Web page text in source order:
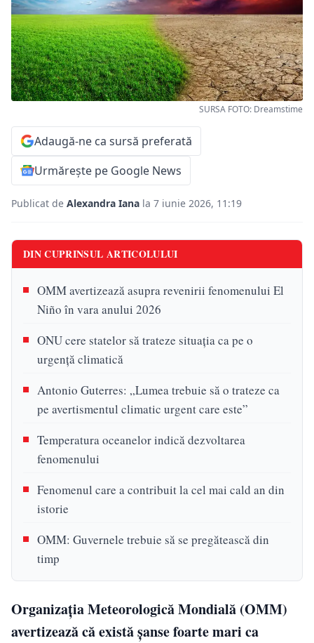
SURSA FOTO: Dreamstime
Adaugă-ne ca sursă preferată
Urmărește pe Google News
Publicat de Alexandra Iana la 7 iunie 2026, 11:19
DIN CUPRINSUL ARTICOLULUI
OMM avertizează asupra revenirii fenomenului El
Niño în vara anului 2026
ONU cere statelor să trateze situația ca pe o
urgență climatică
Antonio Guterres: „Lumea trebuie să o trateze ca
pe avertismentul climatic urgent care este”
Temperatura oceanelor indică dezvoltarea
fenomenului
Fenomenul care a contribuit la cel mai cald an din
istorie
OMM: Guvernele trebuie să se pregătească din
timp
Organizația Meteorologică Mondială (OMM)
avertizează că există șanse foarte mari ca